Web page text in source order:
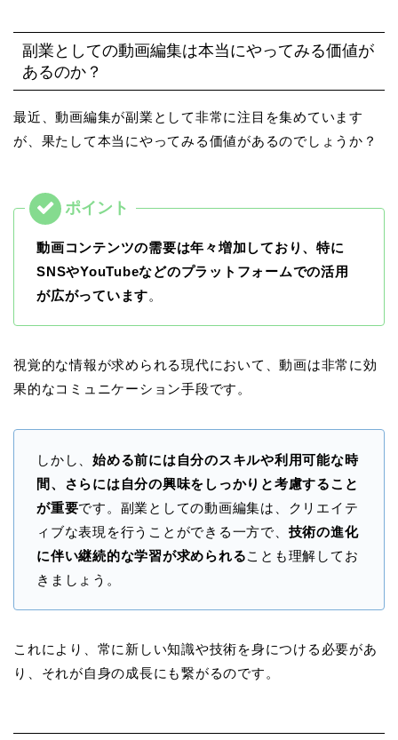
副業としての動画編集は本当にやってみる価値が
あるのか？
最近、動画編集が副業として非常に注目を集めています
が、果たして本当にやってみる価値があるのでしょうか？
動画コンテンツの需要は年々増加しており、特に
SNSやYouTubeなどのプラットフォームでの活用
が広がっています。
視覚的な情報が求められる現代において、動画は非常に効
果的なコミュニケーション手段です。
しかし、始める前には自分のスキルや利用可能な時
間、さらには自分の興味をしっかりと考慮すること
が重要です。副業としての動画編集は、クリエイテ
ィブな表現を行うことができる一方で、 技術の進化
に伴い継続的な学習が求められることも理解してお
きましょう。
これにより、常に新しい知識や技術を身につける必要があ
り、それが自身の成長にも繋がるのです。